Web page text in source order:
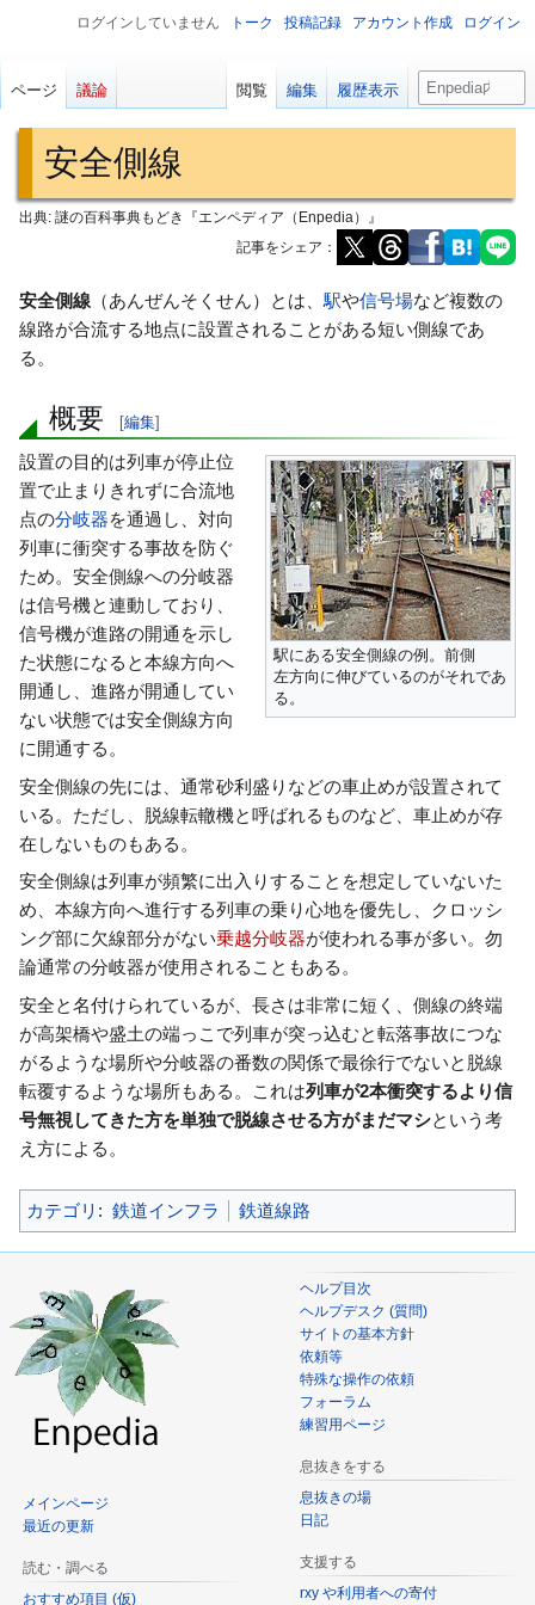
安全側線
出典: 謎の百科事典もどき『エンペディア（Enpedia）』
記事をシェア：
ナ
ビ
ゲ
ョ
ン
に
移
動
検
索
に
安全側線 （あんぜんそくせん）とは、 駅や信号場など複数の
線路が合流する地点に設置されることがある短い側線であ
る。
概要 [編集]
駅にある安全側線の例。前側
左方向に伸びているのがそれであ
る。
設置の目的は列車が停止位
置で止まりきれずに合流地
点の分岐器を通過し、対向
列車に衝突する事故を防ぐ
ため。安全側線への分岐器
は信号機と連動しており、
信号機が進路の開通を示し
た状態になると本線方向へ
開通し、進路が開通してい
ない状態では安全側線方向
に開通する。
安全側線の先には、通常砂利盛りなどの車止めが設置されて
いる。ただし、脱線転轍機と呼ばれるものなど、車止めが存
在しないものもある。
安全側線は列車が頻繁に出入りすることを想定していないた
め、本線方向へ進行する列車の乗り心地を優先し、クロッシ
ング部に欠線部分がない乗越分岐器が使われる事が多い。勿
論通常の分岐器が使用されることもある。
安全と名付けられているが、長さは非常に短く、側線の終端
が高架橋や盛土の端っこで列車が突っ込むと転落事故につな
がるような場所や分岐器の番数の関係で最徐行でないと脱線
転覆するような場所もある。これは列車が2本衝突するより信
号無視してきた方を単独で脱線させる方がまだマシという考
え方による。
カテゴリ : 鉄道インフラ 鉄道線路
ログインしていません トーク 投稿記録 アカウント作成 ログイン
ページ 議論 閲覧 編集 履歴表示
検
索
メインページ
最近の更新
読む・調べる
おすすめ項目 (仮)
ヘルプ目次
ヘルプデスク (質問)
サイトの基本方針
依頼等
特殊な操作の依頼
フォーラム
練習用ページ
息抜きをする
息抜きの場
日記
支援する
rxy や利用者への寄付